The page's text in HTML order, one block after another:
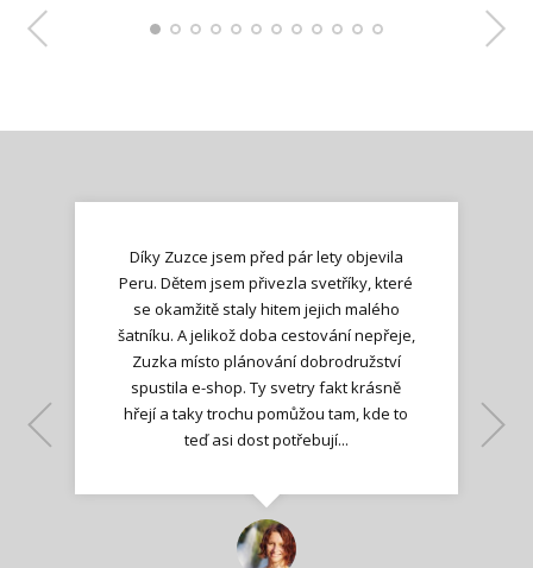
Díky Zuzce jsem před pár lety objevila
Peru. Dětem jsem přivezla svetříky, které
se okamžitě staly hitem jejich malého
šatníku. A jelikož doba cestování nepřeje,
Zuzka místo plánování dobrodružství
spustila e-shop. Ty svetry fakt krásně
hřejí a taky trochu pomůžou tam, kde to
teď asi dost potřebují...
Jana T.
Ilona M.
Lenka K.
Nadšená zpráva
Katka Perháčová
Lenka K.